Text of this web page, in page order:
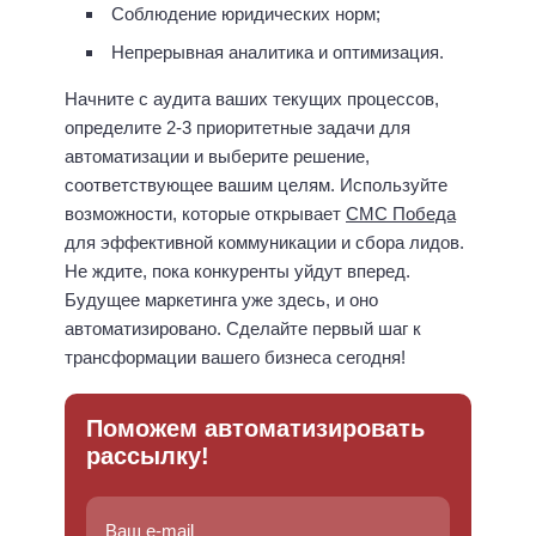
Соблюдение юридических норм;
Непрерывная аналитика и оптимизация.
Начните с аудита ваших текущих процессов,
определите 2-3 приоритетные задачи для
автоматизации и выберите решение,
соответствующее вашим целям. Используйте
возможности, которые открывает СМС Победа
для эффективной коммуникации и сбора лидов.
Не ждите, пока конкуренты уйдут вперед.
Будущее маркетинга уже здесь, и оно
автоматизировано. Сделайте первый шаг к
трансформации вашего бизнеса сегодня!
Поможем автоматизировать
рассылку!